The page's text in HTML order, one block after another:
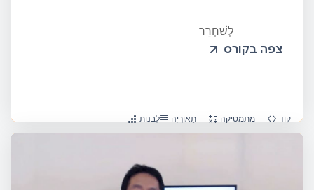
לְשַׁחְרֵר
צפה בקורס
קוד מתמטיקה תֵאוֹרִיָה לִבנוֹת